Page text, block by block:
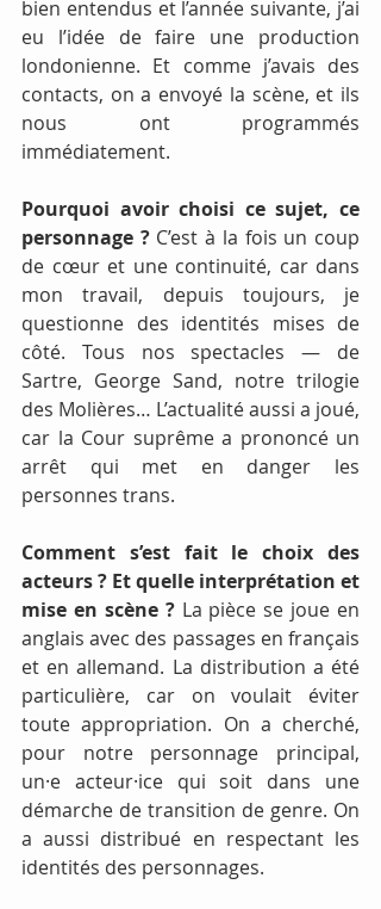
bien entendus et l’année suivante, j’ai
eu l’idée de faire une production
londonienne. Et comme j’avais des
contacts, on a envoyé la scène, et ils
nous ont programmés
immédiatement.
Pourquoi avoir choisi ce sujet, ce
personnage ? C’est à la fois un coup
de cœur et une continuité, car dans
mon travail, depuis toujours, je
questionne des identités mises de
côté. Tous nos spectacles — de
Sartre, George Sand, notre trilogie
des Molières… L’actualité aussi a joué,
car la Cour suprême a prononcé un
arrêt qui met en danger les
personnes trans.
Comment s’est fait le choix des
acteurs ? Et quelle interprétation et
mise en scène ? La pièce se joue en
anglais avec des passages en français
et en allemand. La distribution a été
particulière, car on voulait éviter
toute appropriation. On a cherché,
pour notre personnage principal,
un·e acteur·ice qui soit dans une
démarche de transition de genre. On
a aussi distribué en respectant les
identités des personnages.